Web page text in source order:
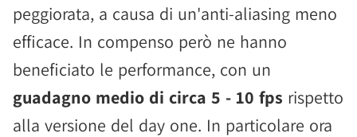
peggiorata, a causa di un'anti-aliasing meno
efficace. In compenso però ne hanno
beneficiato le performance, con un
guadagno medio di circa 5 - 10 fps rispetto
alla versione del day one. In particolare ora